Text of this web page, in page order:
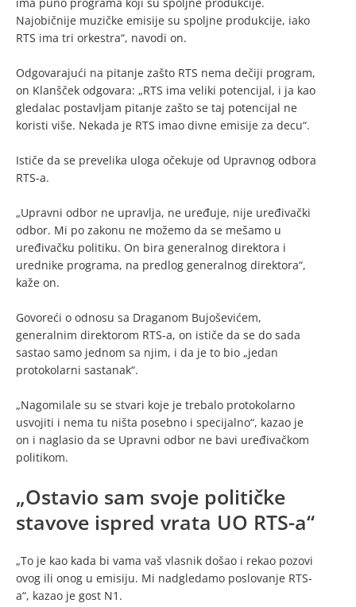
Najobičnije muzičke emisije su spoljne produkcije, iako
RTS ima tri orkestra“, navodi on.
Odgovarajući na pitanje zašto RTS nema dečiji program,
on Klanšček odgovara: „RTS ima veliki potencijal, i ja kao
gledalac postavljam pitanje zašto se taj potencijal ne
koristi više. Nekada je RTS imao divne emisije za decu“.
Ističe da se prevelika uloga očekuje od Upravnog odbora
RTS-a.
„Upravni odbor ne upravlja, ne uređuje, nije uređivački
odbor. Mi po zakonu ne možemo da se mešamo u
uređivačku politiku. On bira generalnog direktora i
urednike programa, na predlog generalnog direktora“,
kaže on.
Govoreći o odnosu sa Draganom Bujoševićem,
generalnim direktorom RTS-a, on ističe da se do sada
sastao samo jednom sa njim, i da je to bio „jedan
protokolarni sastanak“.
„Nagomilale su se stvari koje je trebalo protokolarno
usvojiti i nema tu ništa posebno i specijalno“, kazao je
on i naglasio da se Upravni odbor ne bavi uređivačkom
politikom.
„Ostavio sam svoje političke
stavove ispred vrata UO RTS-a“
„To je kao kada bi vama vaš vlasnik došao i rekao pozovi
ovog ili onog u emisiju. Mi nadgledamo poslovanje RTS-
a“, kazao je gost N1.